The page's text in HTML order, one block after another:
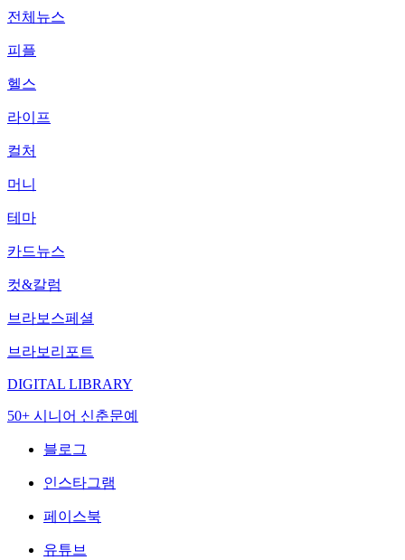
전체뉴스
피플
헬스
라이프
컬처
머니
테마
카드뉴스
컷&칼럼
브라보스페셜
브라보리포트
DIGITAL LIBRARY
50+ 시니어 신춘문예
블로그
인스타그램
페이스북
유튜브